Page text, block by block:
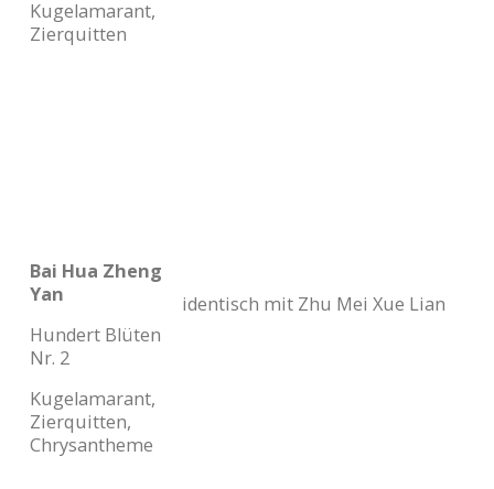
Kugelamarant,
Zierquitten
Bai Hua Zheng
Yan
Hundert Blüten
Nr. 2
Kugelamarant,
Zierquitten,
Chrysantheme
identisch mit Zhu Mei Xue Lian